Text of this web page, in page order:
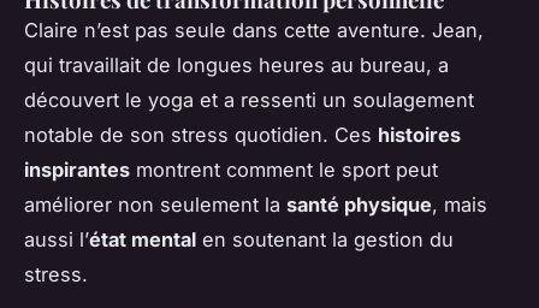
Claire n’est pas seule dans cette aventure. Jean,
qui travaillait de longues heures au bureau, a
découvert le yoga et a ressenti un soulagement
notable de son stress quotidien. Ces histoires
inspirantes montrent comment le sport peut
améliorer non seulement la santé physique, mais
aussi l’état mental en soutenant la gestion du
stress.